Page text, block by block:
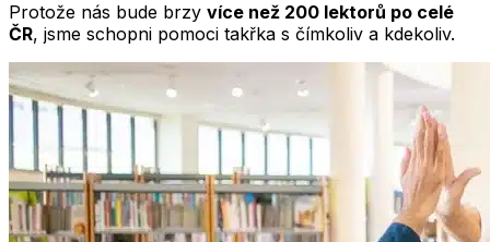
Protože nás bude brzy více než 200 lektorů po celé
ČR, jsme schopni pomoci takřka s čímkoliv a kdekoliv.